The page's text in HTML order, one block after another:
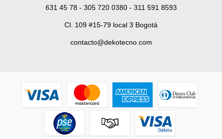
631 45 78 - 305 720 0380 - 311 591 8593
Cl. 109 #15-79 local 3 Bogotá
contacto@dekotecno.com